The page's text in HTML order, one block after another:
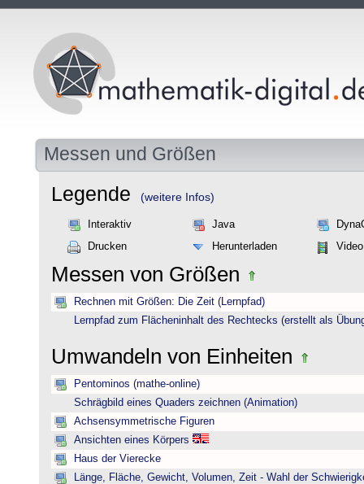
Messen und Größen
Legende (weitere Infos)
Interaktiv Java
Drucken
Herunterladen Video
Messen von Größen
Rechnen mit Größen: Die Zeit (Lernpfad)
Lernpfad zum Flächeninhalt des Rechtecks (erstellt als
Umwandeln von Einheiten
Pentominos (mathe-online)
Schrägbild eines Quaders zeichnen (Animation)
Achsensymmetrische Figuren
Ansichten eines Körpers
Haus der Vierecke
Länge, Fläche, Gewicht, Volumen, Zeit - Wahl der